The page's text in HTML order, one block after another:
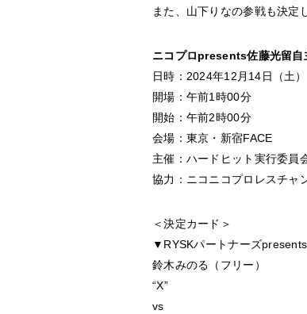
また、山下りなの参戦も決定
ニコプロpresents佐藤光留自
日時：2024年12月14日（土）
開場：午前1時00分
開始：午前2時00分
会場：東京・新宿FACE
主催：ハードヒット実行委員
協力：ニコニコプロレスチャ
＜決定カード＞
▼RYSKパートナーズ
鈴木みのる（フリー）
“X”
vs